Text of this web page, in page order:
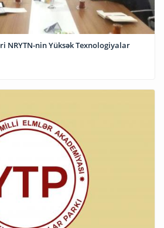
NRYTN-nin Yüksək Texnologiyalar